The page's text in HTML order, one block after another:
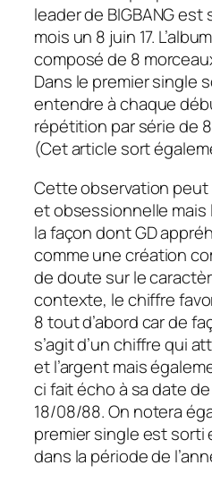
leader de BIGBANG
mois un 8 juin 17. L’album
composé de 8
Dans le premier single
entendre à chaque
répétition par série de
(Cet article sort
Cette observation
et obsessionnelle mais
la façon dont GD
comme une création
de doute sur le
contexte, le chiffre
8 tout d’abord car de
s’agit d’un chiffre qui
et l’argent mais
ci fait écho à sa date
18/08/88. On notera
premier single est sorti
dans la période de